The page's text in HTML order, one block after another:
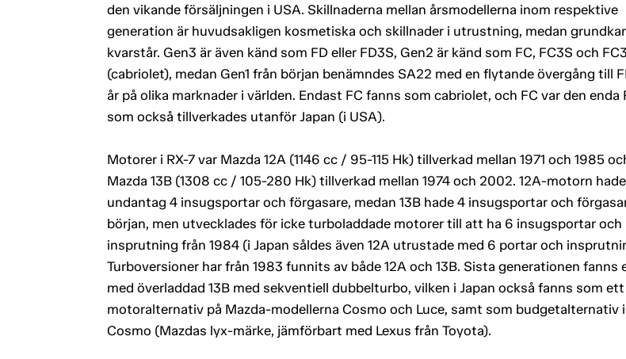
den vikande försäljningen i USA. Skillnaderna mellan årsmodellerna inom respektive
generation är huvudsakligen kosmetiska och skillnader i utrustning, medan
kvarstår. Gen3 är även känd som FD eller FD3S, Gen2 är känd som FC, FC3S och
(cabriolet), medan Gen1 från början benämndes SA22 med en flytande övergång till
år på olika marknader i världen. Endast FC fanns som cabriolet, och FC var den enda
som också tillverkades utanför Japan (i USA).
Motorer i RX-7 var Mazda 12A (1146 cc / 95-115 Hk) tillverkad mellan 1971 och 1985
Mazda 13B (1308 cc / 105-280 Hk) tillverkad mellan 1974 och 2002. 12A-motorn
undantag 4 insugsportar och förgasare, medan 13B hade 4 insugsportar och
början, men utvecklades för icke turboladdade motorer till att ha 6 insugsportar och
insprutning från 1984 (i Japan såldes även 12A utrustade med 6 portar och
Turboversioner har från 1983 funnits av både 12A och 13B. Sista generationen fanns
med överladdad 13B med sekventiell dubbelturbo, vilken i Japan också fanns som
motoralternativ på Mazda-modellerna Cosmo och Luce, samt som budgetalternativ
Cosmo (Mazdas lyx-märke, jämförbart med Lexus från Toyota).